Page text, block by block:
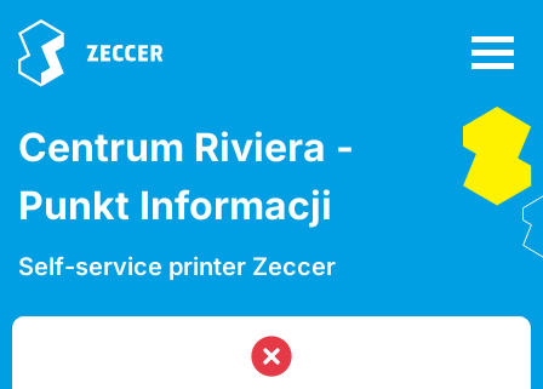
Centrum Riviera -
Punkt Informacji
Self-service printer Zeccer